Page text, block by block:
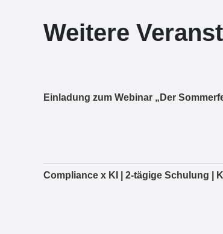
Weitere
Einladung zum Webinar „Der
Compliance x KI | 2-tägige Schulung |